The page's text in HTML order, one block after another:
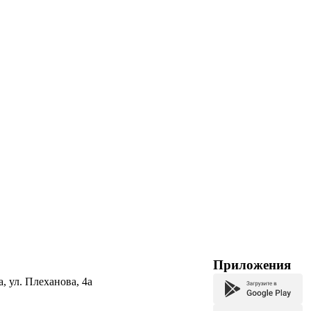
ул. Плеханова, 4а
Приложения